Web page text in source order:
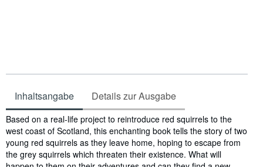
Inhaltsangabe Details zur Ausgabe
Inhaltsangabe
Based on a real-life project to reintroduce red squirrels to the
west coast of Scotland, this enchanting book tells the story of two
young red squirrels as they leave home, hoping to escape from
the grey squirrels which threaten their existence. What will